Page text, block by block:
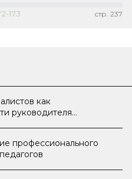
173 стр. 237
как
руководителя
профессионального